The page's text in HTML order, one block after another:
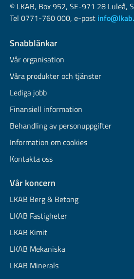
© LKAB, Box 952, SE-971 28 Luleå,
Tel 0771-760 000, e-post
Snabblänkar
Vår organisation
Våra produkter och tjänster
Lediga jobb
Finansiell information
Behandling av personuppgifter
Information om cookies
Kontakta oss
Vår koncern
LKAB Berg & Betong
LKAB Fastigheter
LKAB Kimit
LKAB Mekaniska
LKAB Minerals